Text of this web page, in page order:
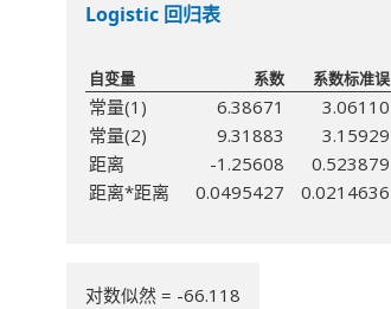
Logistic 回归表
自变量
系数 系数标准误
常量(1) 6.38671 3.06110
常量(2)
9.31883 3.15929
距离
-1.25608 0.523879
距离*距离
0.0495427 0.0214636
对数似然 = -66.118